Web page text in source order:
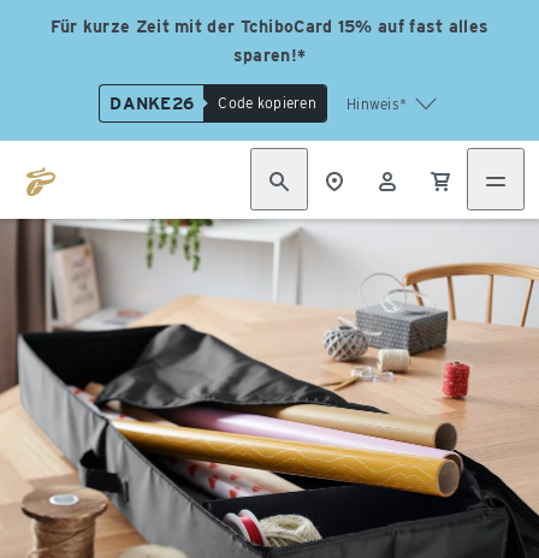
Für kurze Zeit mit der TchiboCard 15% auf fast alles
sparen!*
DANKE26 Code kopieren Hinweis*